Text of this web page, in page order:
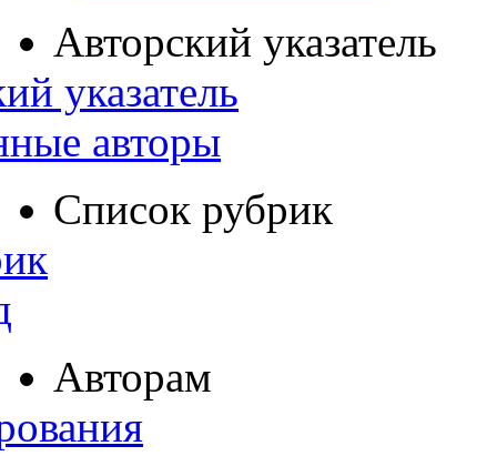
Авторский указатель
указатель
авторы
Список рубрик
Авторам